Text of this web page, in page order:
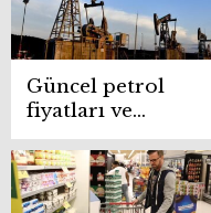
Güncel petrol
fiyatları ve
geleceği: Goldman
Sachs analizini
paylaştı